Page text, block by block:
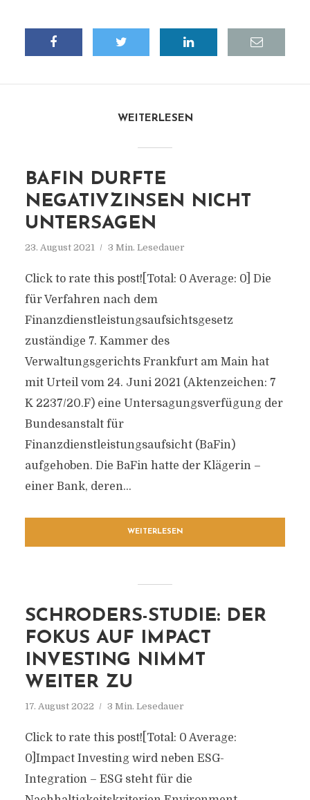
WEITERLESEN
BAFIN DURFTE
NEGATIVZINSEN NICHT
UNTERSAGEN
23. August 2021 3 Min. Lesedauer
Click to rate this post![Total: 0 Average: 0] Die
für Verfahren nach dem
Finanzdienstleistungsaufsichtsgesetz
zuständige 7. Kammer des
Verwaltungsgerichts Frankfurt am Main hat
mit Urteil vom 24. Juni 2021 (Aktenzeichen: 7
K 2237/20.F) eine Untersagungsverfügung der
Bundesanstalt für
Finanzdienstleistungsaufsicht (BaFin)
aufgehoben. Die BaFin hatte der Klägerin –
einer Bank, deren...
WEITERLESEN
SCHRODERS-STUDIE: DER
FOKUS AUF IMPACT
INVESTING NIMMT
WEITER ZU
17. August 2022 3 Min. Lesedauer
Click to rate this post![Total: 0 Average:
0]Impact Investing wird neben ESG-
Integration – ESG steht für die